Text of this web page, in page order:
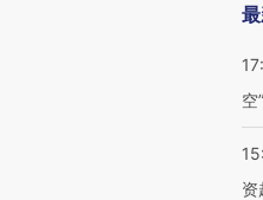
空
资